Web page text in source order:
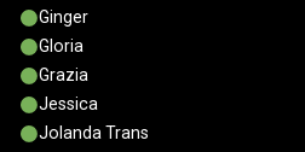
Ginger
Gloria
Grazia
Jessica
Jolanda Trans